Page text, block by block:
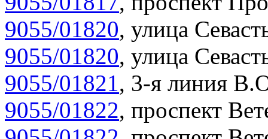
9055/01820, улица
9055/01820, улица
9055/01821, 3-я линия
9055/01822, проспект